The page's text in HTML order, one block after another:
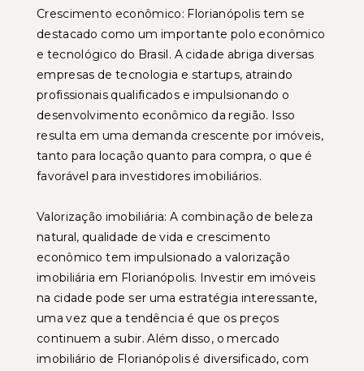
Crescimento econômico: Florianópolis tem se
destacado como um importante polo econômico
e tecnológico do Brasil. A cidade abriga diversas
empresas de tecnologia e startups, atraindo
profissionais qualificados e impulsionando o
desenvolvimento econômico da região. Isso
resulta em uma demanda crescente por imóveis,
tanto para locação quanto para compra, o que é
favorável para investidores imobiliários.
Valorização imobiliária: A combinação de beleza
natural, qualidade de vida e crescimento
econômico tem impulsionado a valorização
imobiliária em Florianópolis. Investir em imóveis
na cidade pode ser uma estratégia interessante,
uma vez que a tendência é que os preços
continuem a subir. Além disso, o mercado
imobiliário de Florianópolis é diversificado, com